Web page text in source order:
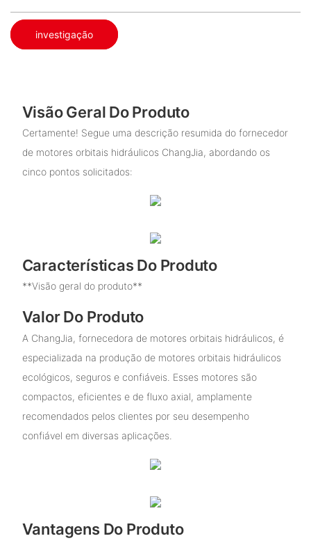
investigação
Visão Geral Do Produto
Certamente! Segue uma descrição resumida do fornecedor
de motores orbitais hidráulicos ChangJia, abordando os
cinco pontos solicitados:
Características Do Produto
**Visão geral do produto**
Valor Do Produto
A ChangJia, fornecedora de motores orbitais hidráulicos, é
especializada na produção de motores orbitais hidráulicos
ecológicos, seguros e confiáveis. Esses motores são
compactos, eficientes e de fluxo axial, amplamente
recomendados pelos clientes por seu desempenho
confiável em diversas aplicações.
Vantagens Do Produto